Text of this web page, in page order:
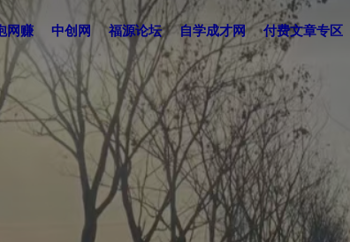
网赚 中创网 福源论坛 自学成才网 付费文章专区